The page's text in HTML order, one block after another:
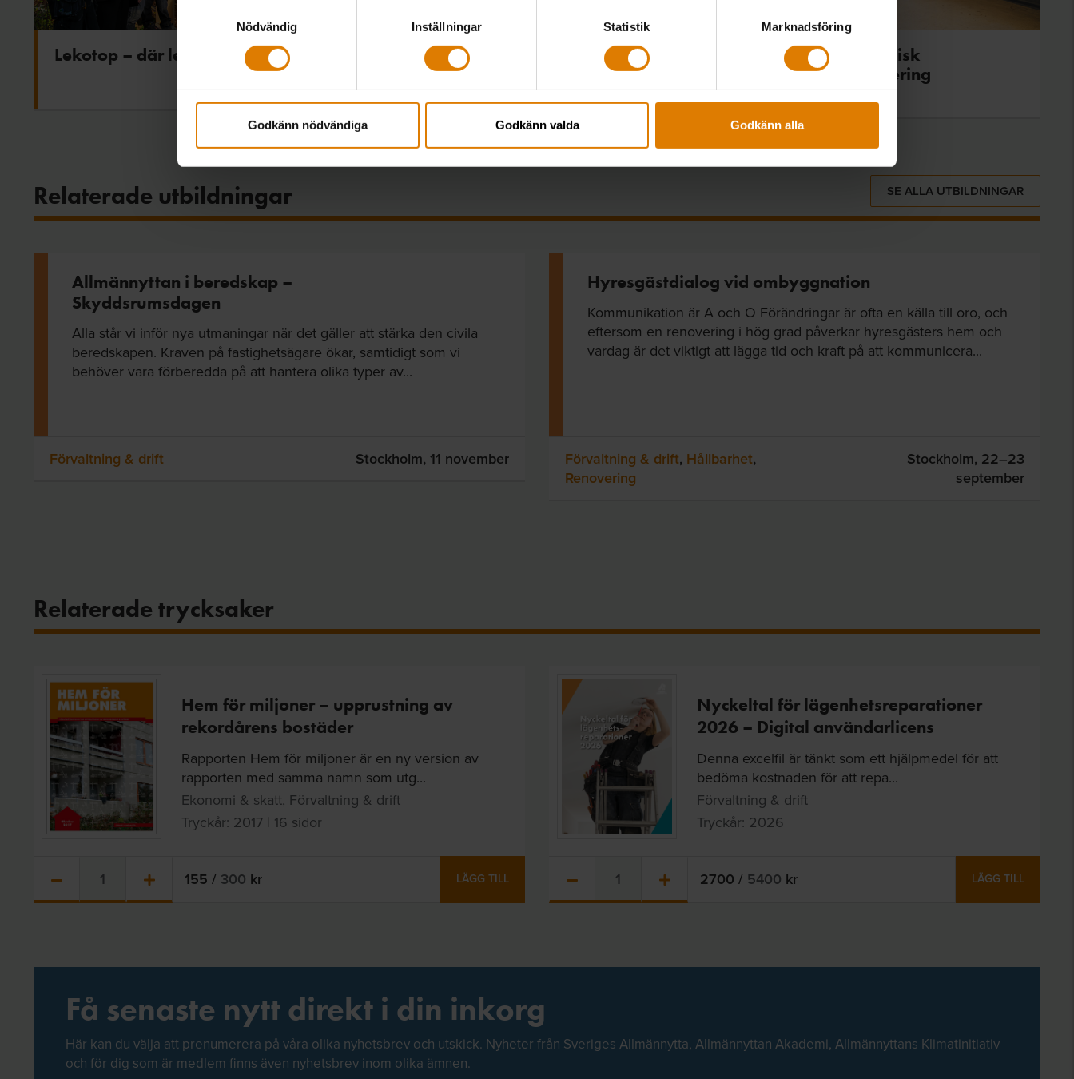
Samtyckesval
Nödvändig
Inställningar Statistik Marknadsföring
Godkänn nödvändiga Godkänn valda Godkänn alla
Lekotop – där lek och natur möts
Arbetsträning gav 8 miljoner
kronor i samhällsvinst
Projekt med dynamisk
dygnseffektbalansering
Relaterade utbildningar SE ALLA UTBILDNINGAR
Allmännyttan i beredskap –
Skyddsrumsdagen
Alla står vi inför nya utmaningar när det gäller att stärka den civila
beredskapen. Kraven på fastighetsägare ökar, samtidigt som vi
behöver vara förberedda på att hantera olika typer av...
Förvaltning & drift Stockholm, 11 november
Hyresgästdialog vid ombyggnation
Kommunikation är A och O Förändringar är ofta en källa till oro, och
eftersom en renovering i hög grad påverkar hyresgästers hem och
vardag är det viktigt att lägga tid och kraft på att kommunicera...
Förvaltning & drift, Hållbarhet,
Renovering
Stockholm, 22–23
september
Relaterade trycksaker
Hem för miljoner – upprustning av
rekordårens bostäder
Rapporten Hem för miljoner är en ny version av
rapporten med samma namn som utg...
Ekonomi & skatt, Förvaltning & drift
Tryckår: 2017 | 16 sidor
155 / 300 kr LÄGG TILL
Nyckeltal för lägenhetsreparationer
2026 – Digital användarlicens
Denna excelfil är tänkt som ett hjälpmedel för att
bedöma kostnaden för att repa...
Förvaltning & drift
Tryckår: 2026
2700 / 5400 kr LÄGG TILL
Få senaste nytt direkt i din inkorg
Här kan du välja att prenumerera på våra olika nyhetsbrev och utskick. Nyheter från Sveriges Allmännytta, Allmännyttan Akademi, Allmännyttans Klimatinitiativ
och för dig som är medlem finns även nyhetsbrev inom olika ämnen.